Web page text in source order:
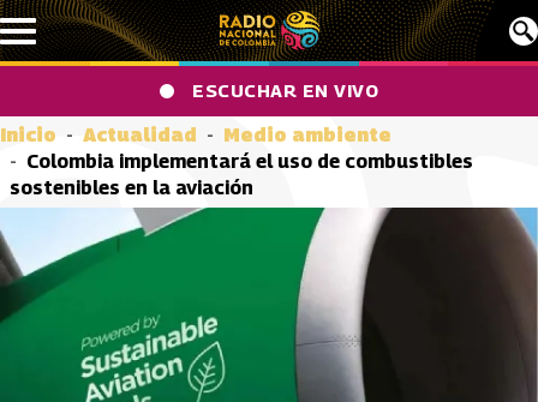
Pasar al contenido principal
ESCUCHAR EN VIVO
Inicio Actualidad
Medio ambiente
Colombia implementará el uso de combustibles
sostenibles en la aviación